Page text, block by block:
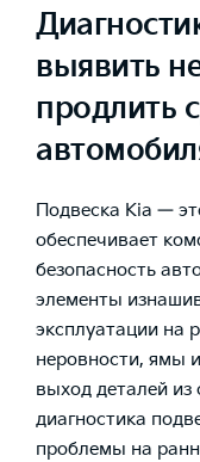
выявить
продлить
Подвеска Kia —
обеспечивает
безопасность
элементы
эксплуатации на
неровности, ямы
выход деталей из
диагностика
проблемы на